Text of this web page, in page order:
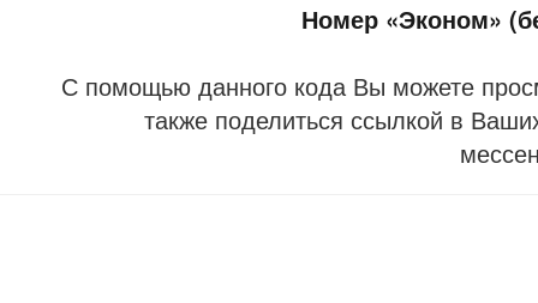
Номер «Эконом»
С помощью данного кода Вы можете
также поделиться ссылкой в